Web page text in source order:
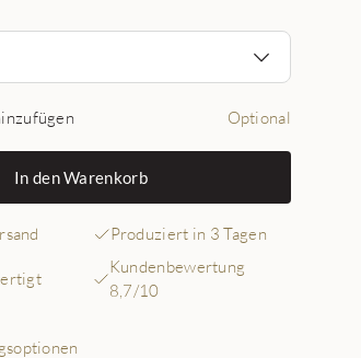
Optional
In den Warenkorb
Produziert in 3 Tagen
Kundenbewertung
8,7/10